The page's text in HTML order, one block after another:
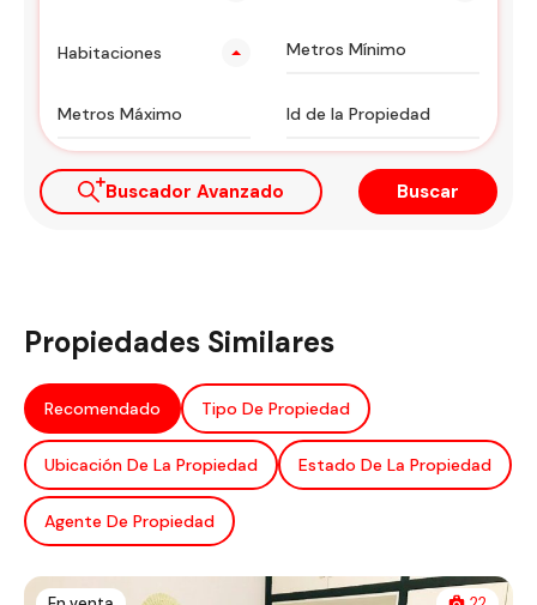
Habitaciones
Buscador Avanzado Buscar
Propiedades Similares
Recomendado Tipo De Propiedad
Ubicación De La Propiedad Estado De La Propiedad
Agente De Propiedad